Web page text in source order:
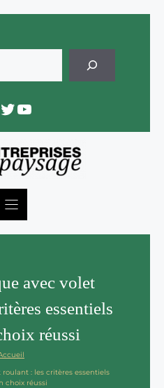
Twitter
YouTube
avec volet
essentiels
réussi
: les critères essentiels
choix réussi